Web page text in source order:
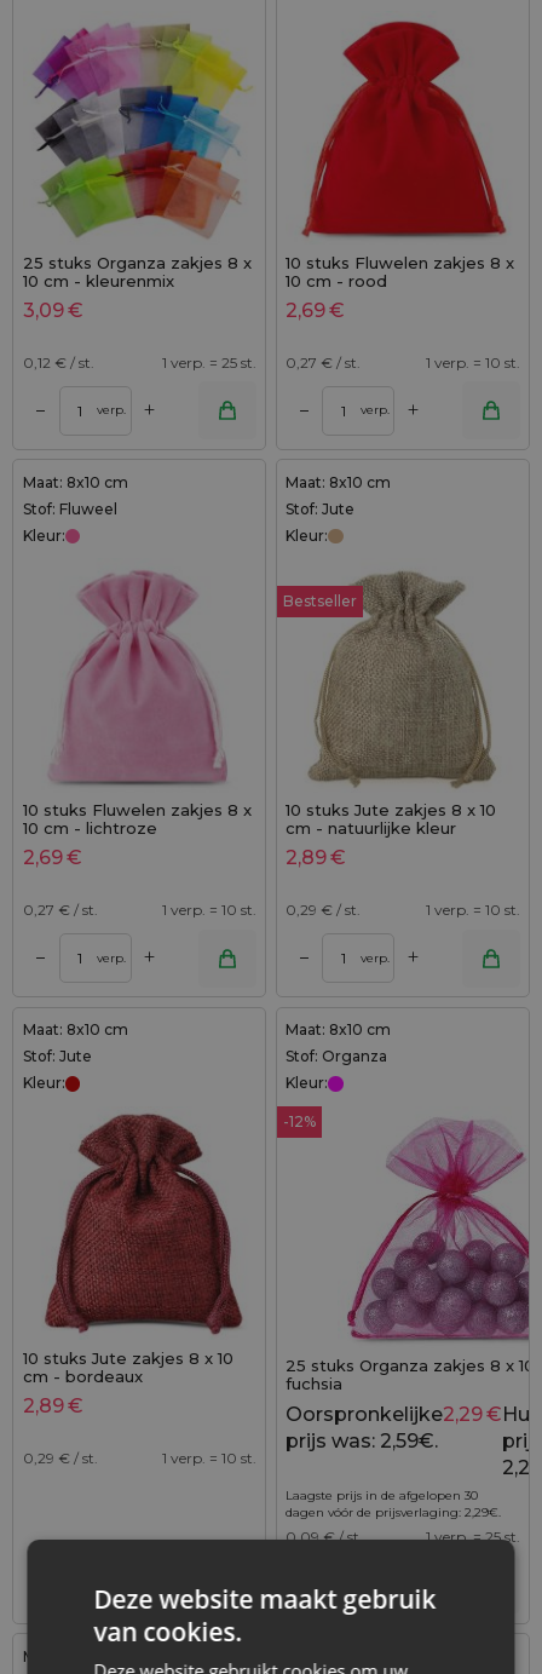
25 stuks Organza zakjes 8 x
10 cm - kleurenmix
3,09€
0,12 € / st. 1 verp. = 25 st.
– verp. +
10 stuks Fluwelen zakjes 8 x
10 cm - rood
2,69€
0,27 € / st. 1 verp. = 10 st.
– verp. +
Maat: 8x10 cm
Stof: Fluweel
Kleur:
10 stuks Fluwelen zakjes 8 x
10 cm - lichtroze
2,69€
0,27 € / st. 1 verp. = 10 st.
– verp. +
Maat: 8x10 cm
Stof: Jute
Kleur:
Bestseller
10 stuks Jute zakjes 8 x 10
cm - natuurlijke kleur
2,89€
0,29 € / st. 1 verp. = 10 st.
– verp. +
Maat: 8x10 cm
Stof: Jute
Kleur:
10 stuks Jute zakjes 8 x 10
cm - bordeaux
2,89€
0,29 € / st. 1 verp. = 10 st.
Maat: 8x10 cm
Stof: Organza
Kleur:
-12%
25 stuks Organza zakjes 8 x 10
fuchsia
Oorspronkelijke
prijs was: 2,59€.
2,29€
Laagste prijs in de afgelopen 30
dagen vóór de prijsverlaging:2,29€
0,09 € / st. 1 verp. = 25 st.
+
Maat: 8x10 cm
Deze website maakt gebruik
van cookies.